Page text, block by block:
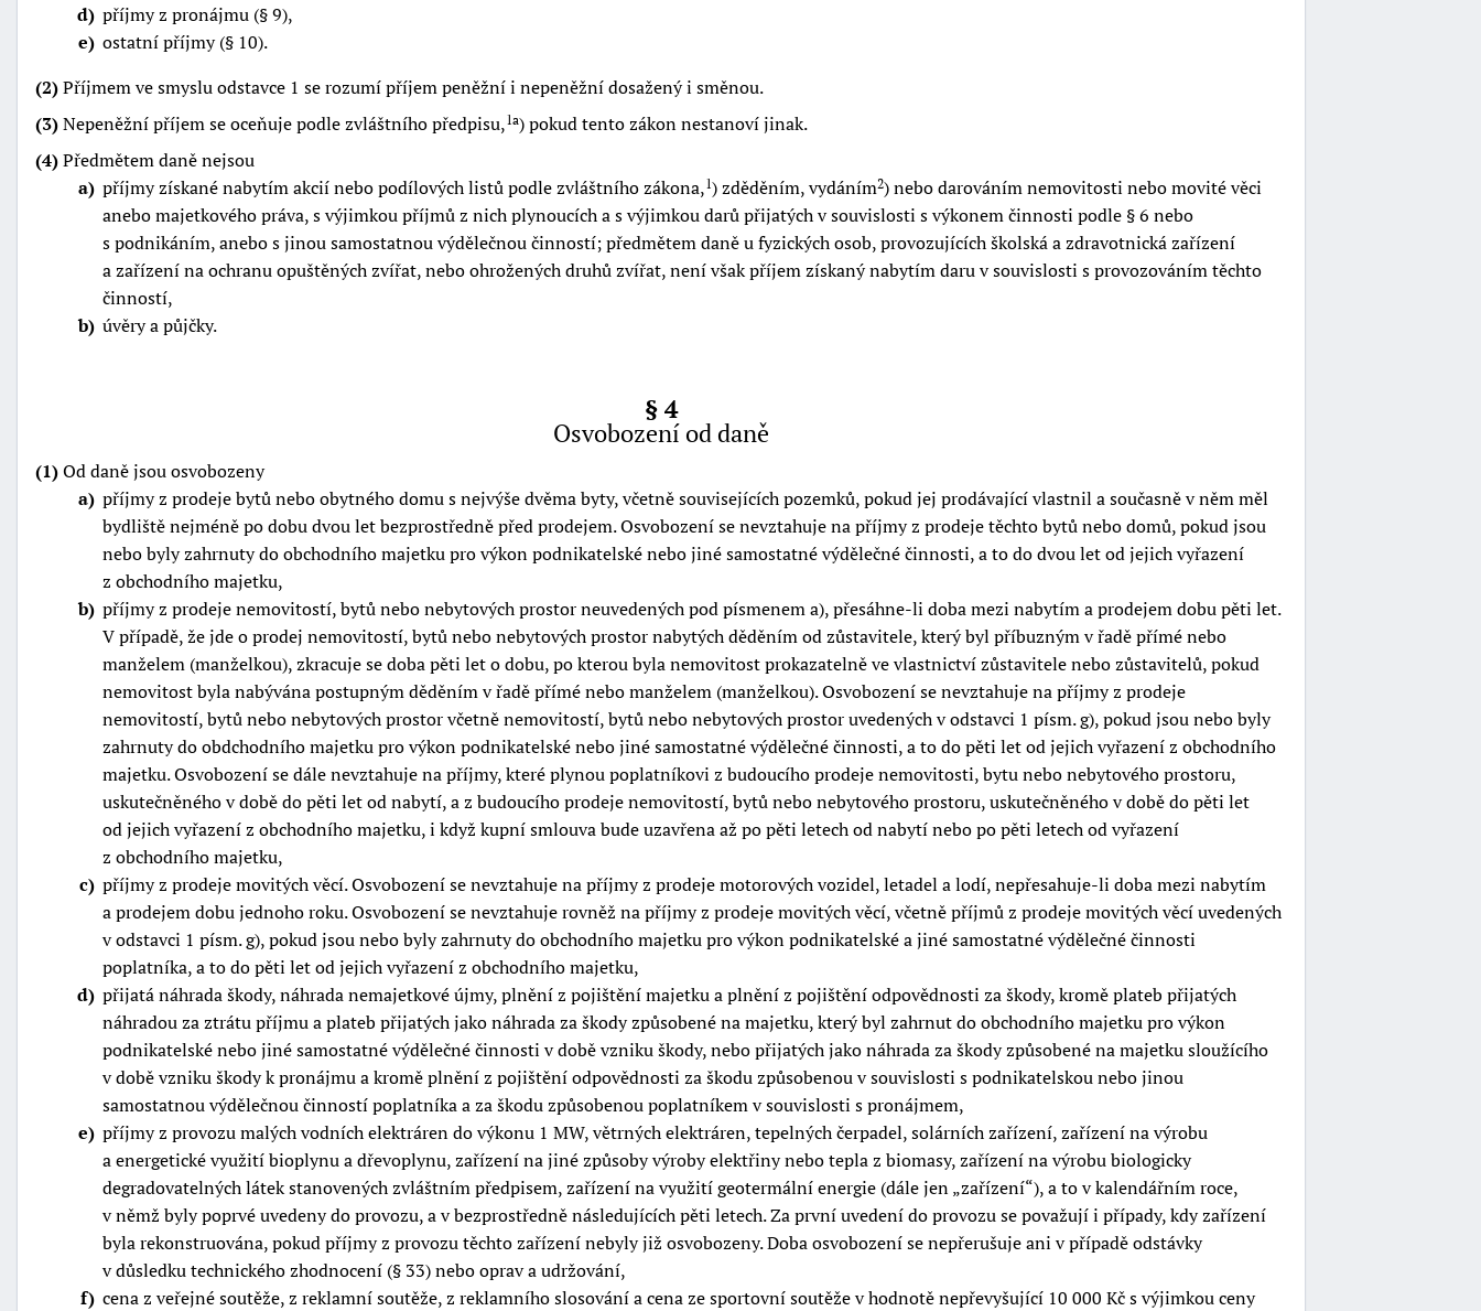
d příjmy z pronájmu (§ 9),
e ostatní příjmy (§ 10).
(2)Příjmem ve smyslu odstavce 1 se rozumí příjem peněžní i nepeněžní dosažený i směnou.
(3)Nepeněžní příjem se oceňuje podle zvláštního předpisu,1a) pokud tento zákon nestanoví jinak.
(4)Předmětem daně nejsou
a příjmy získané nabytím akcií nebo podílových listů podle zvláštního zákona,1) zděděním, vydáním2) nebo darováním nemovitosti nebo movité věci
anebo majetkového práva, s výjimkou příjmů z nich plynoucích a s výjimkou darů přijatých v souvislosti s výkonem činnosti podle § 6 nebo
s podnikáním, anebo s jinou samostatnou výdělečnou činností; předmětem daně u fyzických osob, provozujících školská a zdravotnická zařízení
a zařízení na ochranu opuštěných zvířat, nebo ohrožených druhů zvířat, není však příjem získaný nabytím daru v souvislosti s provozováním těchto
činností,
b úvěry a půjčky.
§ 4
Osvobození od daně
(1)Od daně jsou osvobozeny
a příjmy z prodeje bytů nebo obytného domu s nejvýše dvěma byty, včetně souvisejících pozemků, pokud jej prodávající vlastnil a současně v něm měl
bydliště nejméně po dobu dvou let bezprostředně před prodejem. Osvobození se nevztahuje na příjmy z prodeje těchto bytů nebo domů, pokud jsou
nebo byly zahrnuty do obchodního majetku pro výkon podnikatelské nebo jiné samostatné výdělečné činnosti, a to do dvou let od jejich vyřazení
z obchodního majetku,
b příjmy z prodeje nemovitostí, bytů nebo nebytových prostor neuvedených pod písmenem a), přesáhne-li doba mezi nabytím a prodejem dobu pěti let.
V případě, že jde o prodej nemovitostí, bytů nebo nebytových prostor nabytých děděním od zůstavitele, který byl příbuzným v řadě přímé nebo
manželem (manželkou), zkracuje se doba pěti let o dobu, po kterou byla nemovitost prokazatelně ve vlastnictví zůstavitele nebo zůstavitelů, pokud
nemovitost byla nabývána postupným děděním v řadě přímé nebo manželem (manželkou). Osvobození se nevztahuje na příjmy z prodeje
nemovitostí, bytů nebo nebytových prostor včetně nemovitostí, bytů nebo nebytových prostor uvedených v odstavci 1 písm. g), pokud jsou nebo byly
zahrnuty do obdchodního majetku pro výkon podnikatelské nebo jiné samostatné výdělečné činnosti, a to do pěti let od jejich vyřazení z obchodního
majetku. Osvobození se dále nevztahuje na příjmy, které plynou poplatníkovi z budoucího prodeje nemovitosti, bytu nebo nebytového prostoru,
uskutečněného v době do pěti let od nabytí, a z budoucího prodeje nemovitostí, bytů nebo nebytového prostoru, uskutečněného v době do pěti let
od jejich vyřazení z obchodního majetku, i když kupní smlouva bude uzavřena až po pěti letech od nabytí nebo po pěti letech od vyřazení
z obchodního majetku,
c příjmy z prodeje movitých věcí. Osvobození se nevztahuje na příjmy z prodeje motorových vozidel, letadel a lodí, nepřesahuje-li doba mezi nabytím
a prodejem dobu jednoho roku. Osvobození se nevztahuje rovněž na příjmy z prodeje movitých věcí, včetně příjmů z prodeje movitých věcí uvedených
v odstavci 1 písm. g), pokud jsou nebo byly zahrnuty do obchodního majetku pro výkon podnikatelské a jiné samostatné výdělečné činnosti
poplatníka, a to do pěti let od jejich vyřazení z obchodního majetku,
d přijatá náhrada škody, náhrada nemajetkové újmy, plnění z pojištění majetku a plnění z pojištění odpovědnosti za škody, kromě plateb přijatých
náhradou za ztrátu příjmu a plateb přijatých jako náhrada za škody způsobené na majetku, který byl zahrnut do obchodního majetku pro výkon
podnikatelské nebo jiné samostatné výdělečné činnosti v době vzniku škody, nebo přijatých jako náhrada za škody způsobené na majetku sloužícího
v době vzniku škody k pronájmu a kromě plnění z pojištění odpovědnosti za škodu způsobenou v souvislosti s podnikatelskou nebo jinou
samostatnou výdělečnou činností poplatníka a za škodu způsobenou poplatníkem v souvislosti s pronájmem,
e příjmy z provozu malých vodních elektráren do výkonu 1 MW, větrných elektráren, tepelných čerpadel, solárních zařízení, zařízení na výrobu
a energetické využití bioplynu a dřevoplynu, zařízení na jiné způsoby výroby elektřiny nebo tepla z biomasy, zařízení na výrobu biologicky
degradovatelných látek stanovených zvláštním předpisem, zařízení na využití geotermální energie (dále jen zařízení ), a to v kalendářním roce,
v němž byly poprvé uvedeny do provozu, a v bezprostředně následujících pěti letech. Za první uvedení do provozu se považují i případy, kdy zařízení
byla rekonstruována, pokud příjmy z provozu těchto zařízení nebyly již osvobozeny. Doba osvobození se nepřerušuje ani v případě odstávky
v důsledku technického zhodnocení (§ 33) nebo oprav a udržování,
f cena z veřejné soutěže, z reklamní soutěže, z reklamního slosování a cena ze sportovní soutěže v hodnotě nepřevyšující 10 000 Kč s výjimkou ceny